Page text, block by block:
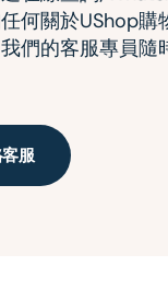
何關於UShop購
們的客服專員隨
服